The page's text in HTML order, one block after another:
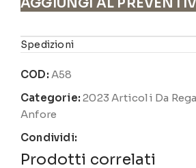
Spedizioni
COD: A58
Categorie: 2023 Articoli Da
Anfore
Condividi:
Prodotti correlati